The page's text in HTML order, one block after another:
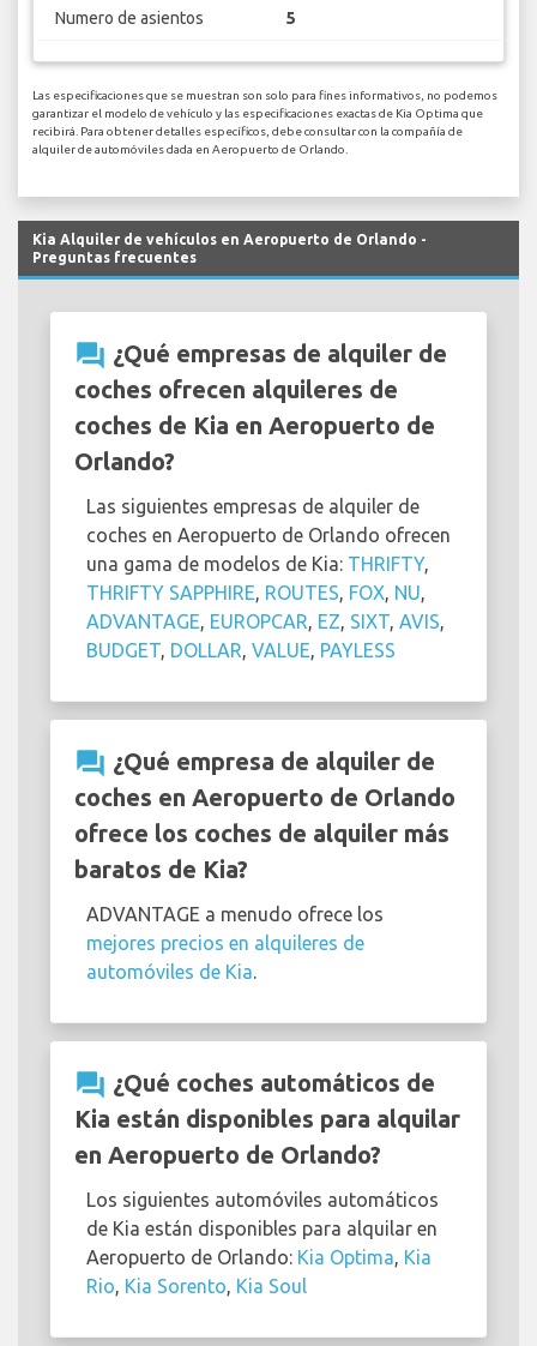
Numero de asientos 5
Las especificaciones que se muestran son solo para fines informativos, no podemos
garantizar el modelo de vehículo y las especificaciones exactas de Kia Optima que
recibirá. Para obtener detalles específicos, debe consultar con la compañía de
alquiler de automóviles dada en Aeropuerto de Orlando.
Kia Alquiler de vehículos en Aeropuerto de Orlando -
Preguntas frecuentes
question_answer ¿Qué empresas de alquiler de
coches ofrecen alquileres de
coches de Kia en Aeropuerto de
Orlando?
Las siguientes empresas de alquiler de
coches en Aeropuerto de Orlando ofrecen
una gama de modelos de Kia: THRIFTY,
THRIFTY SAPPHIRE, ROUTES, FOX, NU,
ADVANTAGE, EUROPCAR, EZ, SIXT, AVIS,
BUDGET, DOLLAR, VALUE, PAYLESS
question_answer ¿Qué empresa de alquiler de
coches en Aeropuerto de Orlando
ofrece los coches de alquiler más
baratos de Kia?
ADVANTAGE a menudo ofrece los
mejores precios en alquileres de
automóviles de Kia.
question_answer ¿Qué coches automáticos de
Kia están disponibles para alquilar
en Aeropuerto de Orlando?
Los siguientes automóviles automáticos
de Kia están disponibles para alquilar en
Aeropuerto de Orlando: Kia Optima, Kia
Rio, Kia Sorento, Kia Soul